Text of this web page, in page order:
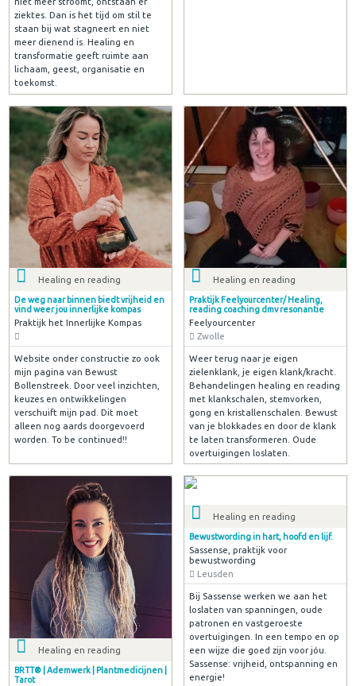
ziektes. Dan is het tijd om stil te
staan bij wat stagneert en niet
meer dienend is. Healing en
transformatie geeft ruimte aan
lichaam, geest, organisatie en
toekomst.
Healing en reading
De weg naar binnen biedt vrijheid en
vind weer jou innerlijke kompas
Praktijk het Innerlijke Kompas
Website onder constructie zo ook
mijn pagina van Bewust
Bollenstreek. Door veel inzichten,
keuzes en ontwikkelingen
verschuift mijn pad. Dit moet
alleen nog aards doorgevoerd
worden. To be continued!!
Healing en reading
Praktijk Feelyourcenter/ Healing,
reading coaching dmv resonantie
Feelyourcenter
Zwolle
Weer terug naar je eigen
zielenklank, je eigen klank/kracht.
Behandelingen healing en reading
met klankschalen, stemvorken,
gong en kristallenschalen. Bewust
van je blokkades en door de klank
te laten transformeren. Oude
overtuigingen loslaten.
Healing en reading
BRTT® | Ademwerk | Plantmedicijnen |
Tarot
Healing en reading
Bewustwording in hart, hoofd en lijf.
Sassense, praktijk voor
bewustwording
Leusden
Bij Sassense werken we aan het
loslaten van spanningen, oude
patronen en vastgeroeste
overtuigingen. In een tempo en op
een wijze die goed zijn voor jóu.
Sassense: vrijheid, ontspanning en
energie!